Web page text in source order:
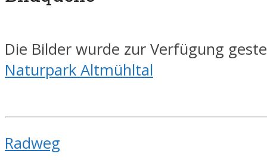
Die Bilder wurde zur Verfügung
Naturpark Altmühltal
Radweg